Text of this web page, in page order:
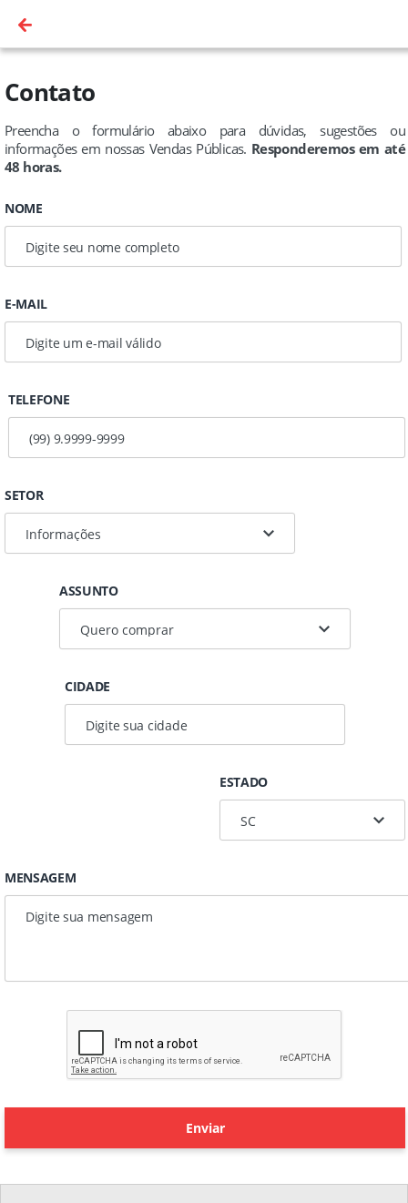
Contato
Preencha o formulário abaixo para dúvidas, sugestões ou
informações em nossas Vendas Públicas. Responderemos em até
48 horas.
NOME
E-MAIL
TELEFONE
SETOR
ASSUNTO
CIDADE
ESTADO
MENSAGEM